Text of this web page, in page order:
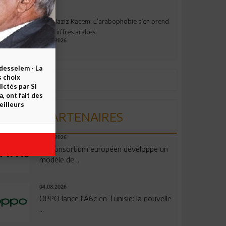
Abdelaziz Kacem: L’arabophobie s’en prend
aux chiffres arabes
09.07.2026
PARTENAIRES
06.08.2026
Un consortium européen développe un
modèle de ...
04.08.2026
OPPO lance l'A6c en Tunisie: la nouvelle
...
- La
choix
par Si
ont fait des